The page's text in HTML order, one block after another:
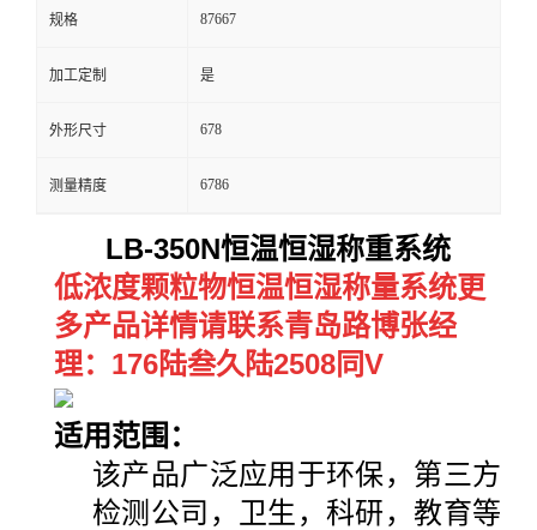
规格 87667
加工定制 是
外形尺寸 678
测量精度 6786
LB-350N恒温恒湿称重系统
低浓度颗粒物恒温恒湿称量系统更
多产品详情请联系青岛路博张经
理：176陆叁久陆2508同V
适用范围 ：
该产品广泛应用于环保，第三方
检测公司，卫生，科研，教育等